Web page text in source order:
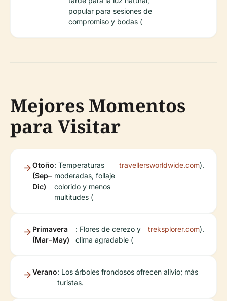
popular para sesiones de
compromiso y bodas (
Mejores Momentos
para Visitar
Otoño
(Sep–
Dic)
: Temperaturas
moderadas, follaje
colorido y menos
multitudes (
travellersworldwide.com).
Primavera
(Mar–May)
: Flores de cerezo y
clima agradable (
treksplorer.com).
Verano: Los árboles frondosos ofrecen alivio; más
turistas.